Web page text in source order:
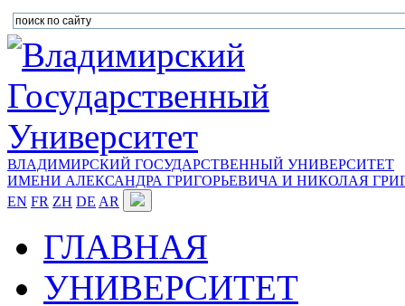
ВЛАДИМИРСКИЙ ГОСУДАРСТВЕННЫЙ УНИВЕРСИТЕТ
ИМЕНИ АЛЕКСАНДРА ГРИГОРЬЕВИЧА И НИКОЛАЯ
EN FR ZH DE AR
ГЛАВНАЯ
УНИВЕРСИТЕТ